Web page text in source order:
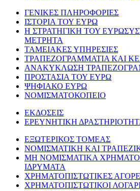
ΓΕΝΙΚΕΣ ΠΛΗΡΟΦΟΡΙΕΣ
ΙΣΤΟΡΙΑ ΤΟΥ ΕΥΡΩ
Η ΣΤΡΑΤΗΓΙΚΗ ΤΟΥ
ΜΕΤΡΗΤΑ
ΤΑΜΕΙΑΚΕΣ ΥΠΗΡΕΣΙΕΣ
ΤΡΑΠΕΖΟΓΡΑΜΜΑΤΙΑ ΚΑΙ
ΑΝΑΚΥΚΛΩΣΗ
ΠΡΟΣΤΑΣΙΑ ΤΟΥ ΕΥΡΩ
ΨΗΦΙΑΚΟ ΕΥΡΩ
ΝΟΜΙΣΜΑΤΟΚΟΠΕΙΟ
ΕΚΔΟΣΕΙΣ
ΕΡΕΥΝΗΤΙΚΗ
ΕΞΩΤΕΡΙΚΟΣ ΤΟΜΕΑΣ
ΝΟΜΙΣΜΑΤΙΚΗ ΚΑΙ
ΜΗ ΝΟΜΙΣΜΑΤΙΚΑ
ΙΔΡΥΜΑΤΑ
ΧΡΗΜΑΤΟΠΙΣΤΩΤΙΚΕΣ
ΧΡΗΜΑΤΟΠΙΣΤΩΤΙΚΟΙ